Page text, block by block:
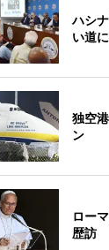
ハシ
い道に
独空
ン
ロー
歴訪